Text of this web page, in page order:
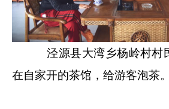
泾源县大湾乡杨岭村村
在自家开的茶馆，给游客泡茶